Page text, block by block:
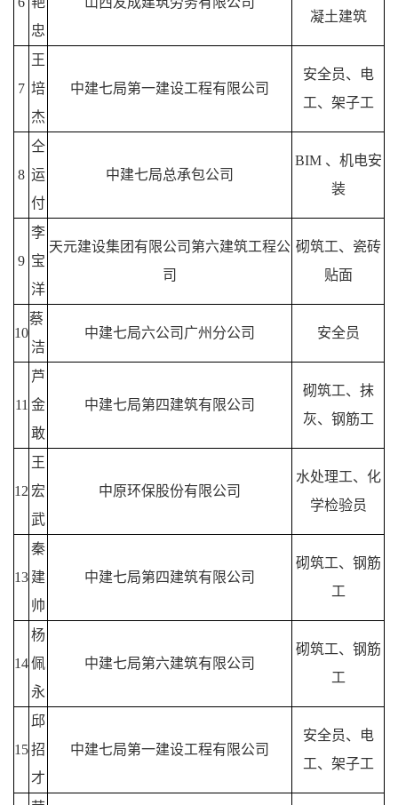
忠
凝土建筑
7
王
培
杰
中建七局第一建设工程有限公司
安全员、电
工、架子工
8
仝
运
付
中建七局总承包公司
BIM 、机电安
装
9
李
宝
洋
天元建设集团有限公司第六建筑工程公
司
砌筑工、瓷砖
贴面
10
蔡
洁
中建七局六公司广州分公司 安全员
11
芦
金
敢
中建七局第四建筑有限公司
砌筑工、抹
灰、钢筋工
12
王
宏
武
中原环保股份有限公司
水处理工、化
学检验员
13
秦
建
帅
中建七局第四建筑有限公司
砌筑工、钢筋
工
14
杨
佩
永
中建七局第六建筑有限公司
砌筑工、钢筋
工
15
邱
招
才
中建七局第一建设工程有限公司
安全员、电
工、架子工